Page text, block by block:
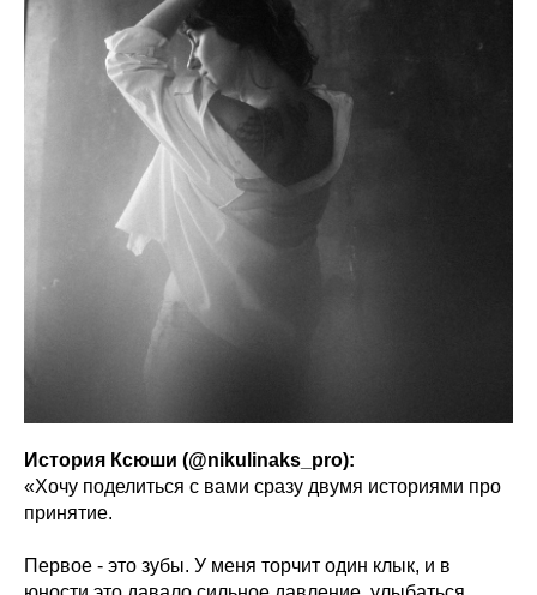
История Ксюши (@nikulinaks_pro):
«Хочу поделиться с вами сразу двумя историями про
принятие.
Первое - это зубы. У меня торчит один клык, и в